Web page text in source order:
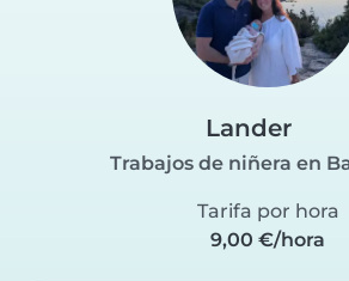
Lander
Trabajos de niñera en
Tarifa por hora
9,00 €/hora